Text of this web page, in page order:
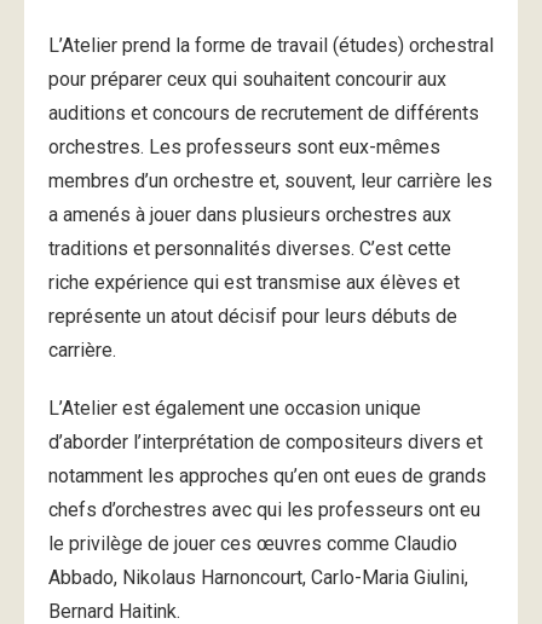
L’Atelier prend la forme de travail (études) orchestral
pour préparer ceux qui souhaitent concourir aux
auditions et concours de recrutement de différents
orchestres. Les professeurs sont eux-mêmes
membres d’un orchestre et, souvent, leur carrière les
a amenés à jouer dans plusieurs orchestres aux
traditions et personnalités diverses. C’est cette
riche expérience qui est transmise aux élèves et
représente un atout décisif pour leurs débuts de
carrière.
L’Atelier est également une occasion unique
d’aborder l’interprétation de compositeurs divers et
notamment les approches qu’en ont eues de grands
chefs d’orchestres avec qui les professeurs ont eu
le privilège de jouer ces œuvres comme Claudio
Abbado, Nikolaus Harnoncourt, Carlo-Maria Giulini,
Bernard Haitink.